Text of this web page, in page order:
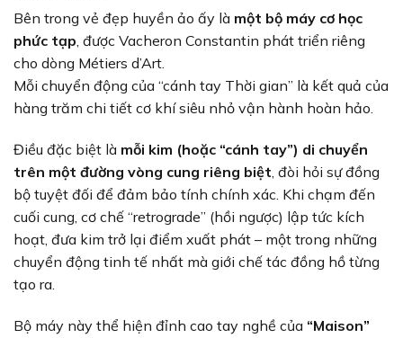
Bên trong vẻ đẹp huyền ảo ấy là một bộ máy cơ học
phức tạp, được Vacheron Constantin phát triển riêng
cho dòng Métiers d’Art.
Mỗi chuyển động của “cánh tay Thời gian” là kết quả của
hàng trăm chi tiết cơ khí siêu nhỏ vận hành hoàn hảo.
Điều đặc biệt là mỗi kim (hoặc “cánh tay”) di chuyển
trên một đường vòng cung riêng biệt, đòi hỏi sự đồng
bộ tuyệt đối để đảm bảo tính chính xác. Khi chạm đến
cuối cung, cơ chế “retrograde” (hồi ngược) lập tức kích
hoạt, đưa kim trở lại điểm xuất phát – một trong những
chuyển động tinh tế nhất mà giới chế tác đồng hồ từng
tạo ra.
Bộ máy này thể hiện đỉnh cao tay nghề của “Maison”